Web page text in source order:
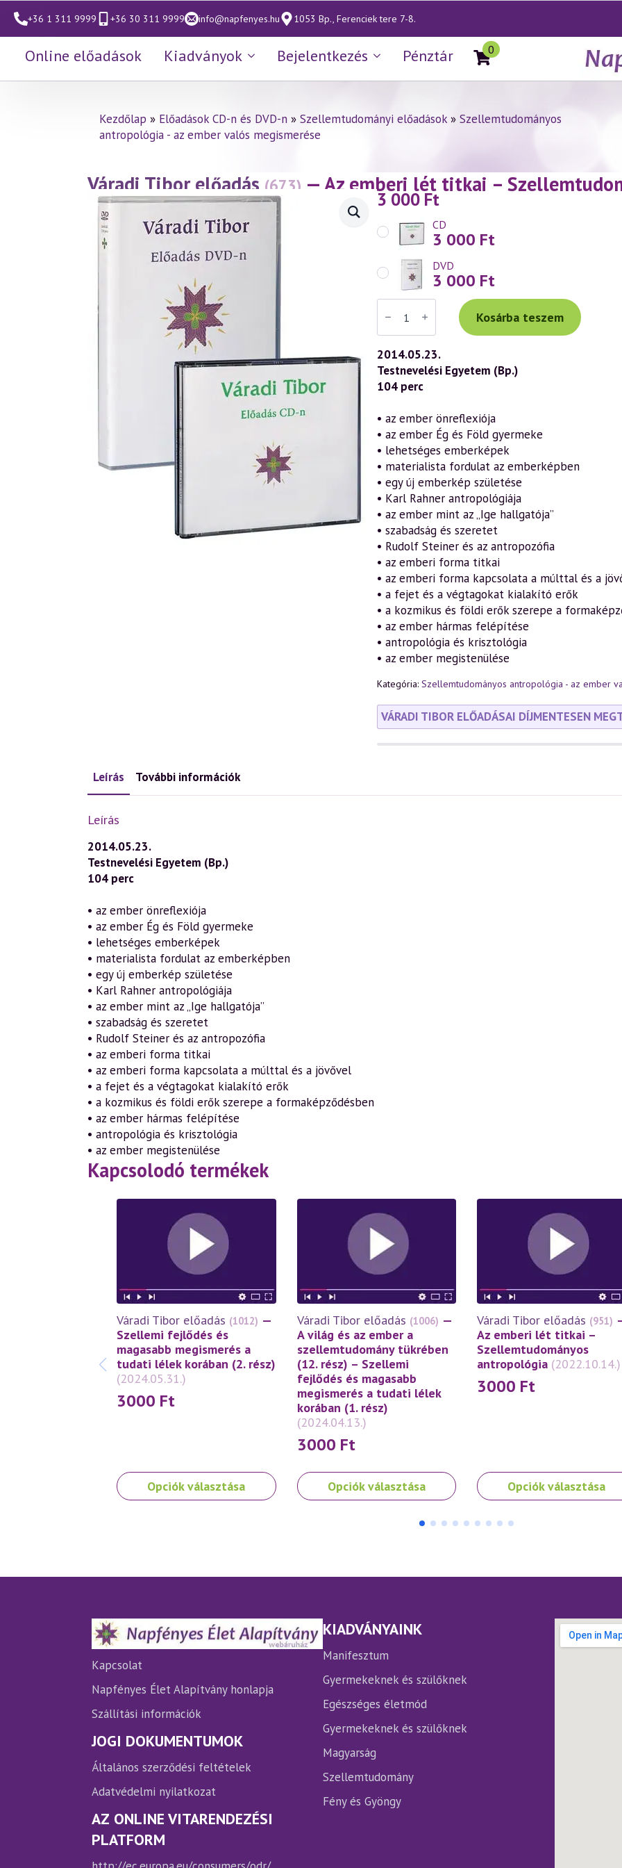
+36 1 311 9999 +36 30 311 9999 info@napfenyes.hu 1053 Bp., Ferenciek tere 7-8.
Online előadások Kiadványok Bejelentkezés Pénztár 0
Kezdőlap » Előadások CD-n és DVD-n » Szellemtudományi előadások» Szellemtudományos
antropológia - az ember valós megismerése
Váradi Tibor előadás (673) — Az emberi lét titkai –
(2014.05.23.)
3 000 Ft
CD
3 000 Ft
DVD
3 000 Ft
Váradi
Tibor
előadás
(673)
—
Az
emberi
lét
titkai
Szellemtudományos
antropológia
(2014.05.23.)
mennyiség
Kosárba teszem
2014.05.23.
Testnevelési Egyetem (Bp.)
104 perc
• az ember önreflexiója
• az ember Ég és Föld gyermeke
• lehetséges emberképek
• materialista fordulat az emberképben
• egy új emberkép születése
• Karl Rahner antropológiája
• az ember mint az „Ige hallgatója”
• szabadság és szeretet
• Rudolf Steiner és az antropozófia
• az emberi forma titkai
• az emberi forma kapcsolata a múlttal és a
• a fejet és a végtagokat kialakító erők
• a kozmikus és földi erők szerepe a
• az ember hármas felépítése
• antropológia és krisztológia
• az ember megistenülése
Kategória: Szellemtudományos antropológia - az ember
VÁRADI TIBOR ELŐADÁSAI DÍJMENTESEN
Leírás További információk
Leírás
2014.05.23.
Testnevelési Egyetem (Bp.)
104 perc
• az ember önreflexiója
• az ember Ég és Föld gyermeke
• lehetséges emberképek
• materialista fordulat az emberképben
• egy új emberkép születése
• Karl Rahner antropológiája
• az ember mint az „Ige hallgatója”
• szabadság és szeretet
• Rudolf Steiner és az antropozófia
• az emberi forma titkai
• az emberi forma kapcsolata a múlttal és a jövővel
• a fejet és a végtagokat kialakító erők
• a kozmikus és földi erők szerepe a formaképződésben
• az ember hármas felépítése
• antropológia és krisztológia
• az ember megistenülése
Kapcsolodó termékek
Váradi Tibor előadás (1012) —
Szellemi fejlődés és
magasabb megismerés a
tudati lélek korában (2. rész)
(2024.05.31.)
3000 Ft
Opciók választása
Ennek
a
A
termékoldalon
választhatók
Váradi Tibor előadás (1006) —
A világ és az ember a
szellemtudomány tükrében
(12. rész) – Szellemi
fejlődés és magasabb
megismerés a tudati lélek
korában (1. rész)
(2024.04.13.)
3000 Ft
Opciók választása
Ennek
a
A
termékoldalon
választhatók
Váradi Tibor előadás (951)
Az emberi lét titkai –
Szellemtudományos
antropológia (2022.10.14.)
3000 Ft
Opciók választása
Ennek
a
több
A
Kapcsolat
Napfényes Élet Alapítvány honlapja
Szállítási információk
JOGI DOKUMENTUMOK
Általános szerződési feltételek
Adatvédelmi nyilatkozat
AZ ONLINE VITARENDEZÉSI
PLATFORM
KIADVÁNYAINK
Manifesztum
Gyermekeknek és szülőknek
Egészséges életmód
Gyermekeknek és szülőknek
Magyarság
Szellemtudomány
Fény és Gyöngy